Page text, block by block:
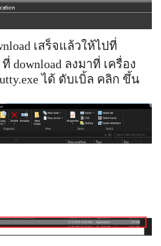
เสร็จแล้วให้ไปที่
ที่ download ลงมาที่ เครื่อง
ได้ ดับเบิ้ล คลิก ขึ้น